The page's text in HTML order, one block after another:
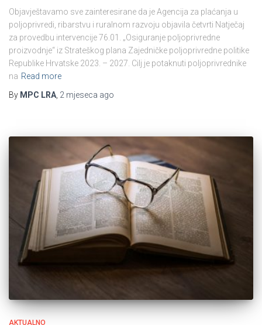
Objavještavamo sve zainteresirane da je Agencija za plaćanja u
poljoprivredi, ribarstvu i ruralnom razvoju objavila četvrti Natječaj
za provedbu intervencije 76.01. „Osiguranje poljoprivredne
proizvodnje“ iz Strateškog plana Zajedničke poljoprivredne politike
Republike Hrvatske 2023. – 2027. Cilj je potaknuti poljoprivrednike
na Read more
By MPC LRA, 2 mjeseca ago
AKTUALNO